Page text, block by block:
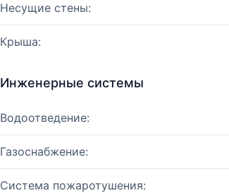
Несущие стены:
Крыша:
Инженерные системы
Водоотведение:
Газоснабжение:
Система пожаротушения: